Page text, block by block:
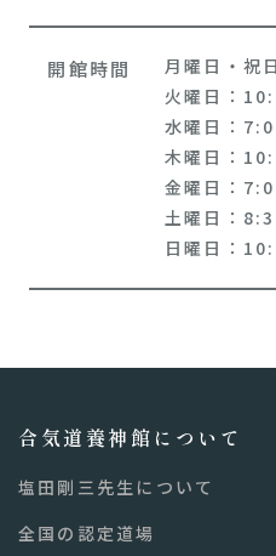
開館時間
月曜日・祝
火曜日：
水曜日：
木曜日：
金曜日：
土曜日：
日曜日：
合気道養神館について
塩田剛三先生について
全国の認定道場